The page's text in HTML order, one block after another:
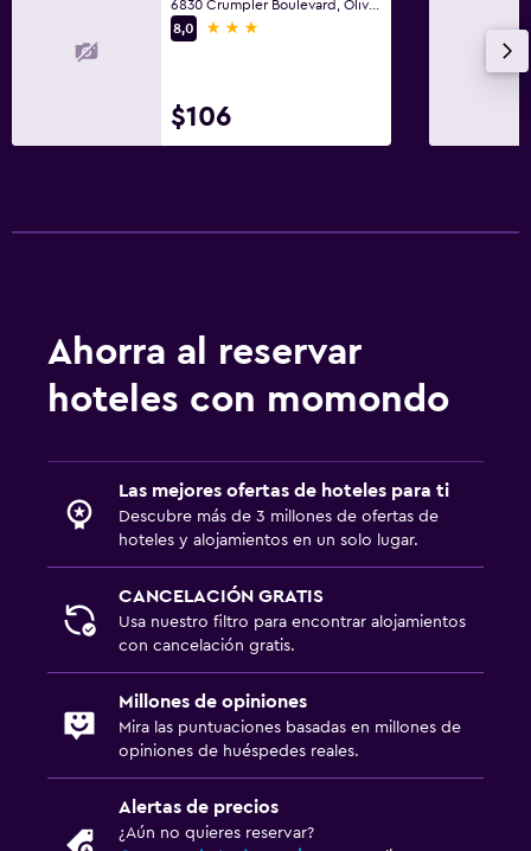
8,0
3 estrellas
$106
Ahorra al reservar
hoteles con momondo
Las mejores ofertas de hoteles para ti
Descubre más de 3 millones de ofertas de
hoteles y alojamientos en un solo lugar.
CANCELACIÓN GRATIS
Usa nuestro filtro para encontrar alojamientos
con cancelación gratis.
Millones de opiniones
Mira las puntuaciones basadas en millones de
opiniones de huéspedes reales.
Alertas de precios
¿Aún no quieres reservar?